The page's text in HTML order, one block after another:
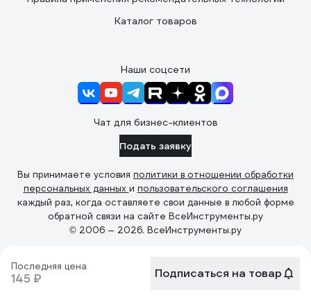
Последняя цена
145 ₽ Подписаться на товар
Каталог товаров
Наши соцсети
Чат для бизнес-клиентов
Подать заявку
Вы принимаете условия политики в отношении обработки
персональных данных и пользовательского соглашения
каждый раз, когда оставляете свои данные в любой форме
обратной связи на сайте ВсеИнструменты.ру
© 2006 — 2026. ВсеИнструменты.ру